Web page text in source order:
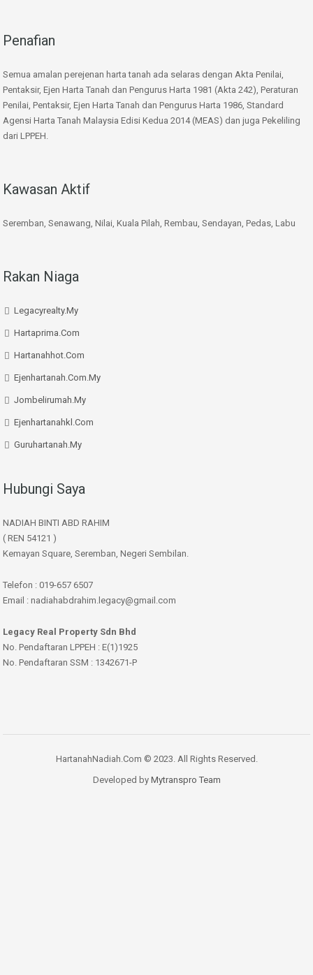
Penafian
Semua amalan perejenan harta tanah ada selaras dengan Akta Penilai,
Pentaksir, Ejen Harta Tanah dan Pengurus Harta 1981 (Akta 242), Peraturan
Penilai, Pentaksir, Ejen Harta Tanah dan Pengurus Harta 1986, Standard
Agensi Harta Tanah Malaysia Edisi Kedua 2014 (MEAS) dan juga Pekeliling
dari LPPEH.
Kawasan Aktif
Seremban, Senawang, Nilai, Kuala Pilah, Rembau, Sendayan, Pedas, Labu
Rakan Niaga
Legacyrealty.My
Hartaprima.Com
Hartanahhot.Com
Ejenhartanah.Com.My
Jombelirumah.My
Ejenhartanahkl.Com
Guruhartanah.My
Hubungi Saya
NADIAH BINTI ABD RAHIM
( REN 54121 )
Kemayan Square, Seremban, Negeri Sembilan.
Telefon : 019-657 6507
Email : nadiahabdrahim.legacy@gmail.com
Legacy Real Property Sdn Bhd
No. Pendaftaran LPPEH : E(1)1925
No. Pendaftaran SSM : 1342671-P
HartanahNadiah.Com © 2023. All Rights Reserved.
Developed by Mytranspro Team